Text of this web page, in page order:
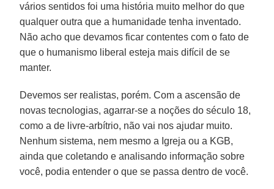
vários sentidos foi uma história muito melhor do que
qualquer outra que a humanidade tenha inventado.
Não acho que devamos ficar contentes com o fato de
que o humanismo liberal esteja mais difícil de se
manter.
Devemos ser realistas, porém. Com a ascensão de
novas tecnologias, agarrar-se a noções do século 18,
como a de livre-arbítrio, não vai nos ajudar muito.
Nenhum sistema, nem mesmo a Igreja ou a KGB,
ainda que coletando e analisando informação sobre
você, podia entender o que se passa dentro de você.